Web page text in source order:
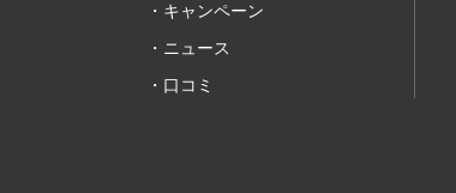
キャンペーン
ニュース
口コミ